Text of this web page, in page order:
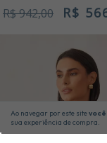
Ao navegar por este site
sua experiência de compra.
R$ 942,00
R$